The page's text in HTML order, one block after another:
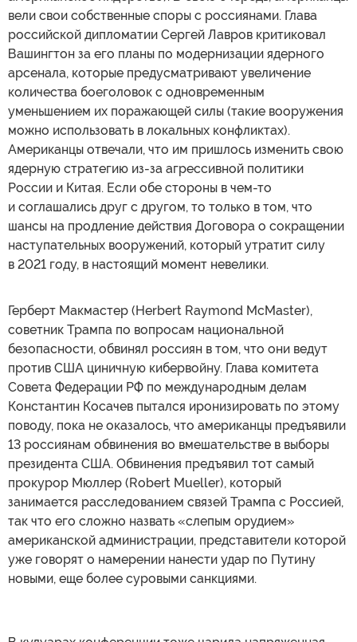
вели свои собственные споры с россиянами. Глава
российской дипломатии Сергей Лавров критиковал
Вашингтон за его планы по модернизации ядерного
арсенала, которые предусматривают увеличение
количества боеголовок с одновременным
уменьшением их поражающей силы (такие вооружения
можно использовать в локальных конфликтах).
Американцы отвечали, что им пришлось изменить свою
ядерную стратегию из-за агрессивной политики
России и Китая. Если обе стороны в чем-то
и соглашались друг с другом, то только в том, что
шансы на продление действия Договора о сокращении
наступательных вооружений, который утратит силу
в 2021 году, в настоящий момент невелики.
Герберт Макмастер (Herbert Raymond McMaster),
советник Трампа по вопросам национальной
безопасности, обвинял россиян в том, что они ведут
против США циничную кибервойну. Глава комитета
Совета Федерации РФ по международным делам
Константин Косачев пытался иронизировать по этому
поводу, пока не оказалось, что американцы предъявили
13 россиянам обвинения во вмешательстве в выборы
президента США. Обвинения предъявил тот самый
прокурор Мюллер (Robert Mueller), который
занимается расследованием связей Трампа с Россией,
так что его сложно назвать «слепым орудием»
американской администрации, представители которой
уже говорят о намерении нанести удар по Путину
новыми, еще более суровыми санкциями.